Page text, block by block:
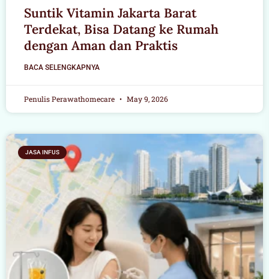
Suntik Vitamin Jakarta Barat
Terdekat, Bisa Datang ke Rumah
dengan Aman dan Praktis
BACA SELENGKAPNYA
Penulis Perawathomecare May 9, 2026
JASA INFUS